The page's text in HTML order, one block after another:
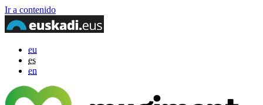
Ir a contenido
eu
es
en